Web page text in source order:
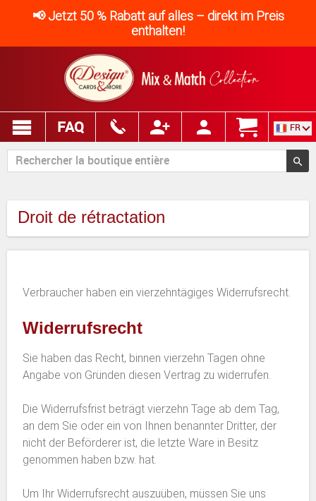
📢 Jetzt 50 % Rabatt auf alles – direkt im Preis
enthalten!
FAQ FR
Droit de rétractation
Verbraucher haben ein vierzehntägiges Widerrufsrecht.
Widerrufsrecht
Sie haben das Recht, binnen vierzehn Tagen ohne
Angabe von Gründen diesen Vertrag zu widerrufen.
Die Widerrufsfrist beträgt vierzehn Tage ab dem Tag,
an dem Sie oder ein von Ihnen benannter Dritter, der
nicht der Beförderer ist, die letzte Ware in Besitz
genommen haben bzw. hat.
Um Ihr Widerrufsrecht auszuüben, müssen Sie uns